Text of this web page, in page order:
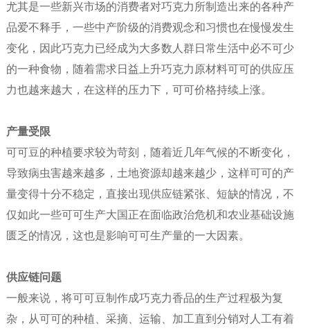
尤其是一些新兴市场的消费者对巧克力所制造出来的各种产
品爱不释手，一些中产阶级的消费观念和习惯也在慢慢发生
变化，因此巧克力已经成为大多数人群日常生活中必不可少
的一种食物，随着需求日益上升巧克力原材料可可的供应压
力也越来越大，在这样的压力下，可可价格持续上涨。
产量受限
可可豆的种植要求较为苛刻，随着近几年气候的不断变化，
导致病虫害越来越多，土地资源却越来越少，这样可可的产
量变得十分不稳定，直接出现供应链紧张、短缺的情况，不
仅如此一些可可生产大国正在面临政治危机和农业基础设施
匮乏的情况，这也是影响可可生产量的一大因素。
供应链问题
一般来说，将可可豆制作成巧克力香品的生产过程极为复
杂，从可可的种植、采摘、运输、加工直到分销对人工有着